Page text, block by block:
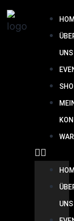
UNS
UNS